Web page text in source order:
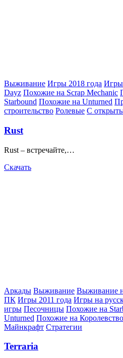
Posted
in
Выживание Игры 2018 года Игры
Dayz Похожие на Scrap Mechanic
Starbound Похожие на Unturned
строительство Ролевые С
Rust
Rust – встречайте,…
Скачать
Posted
in
Аркады Выживание Выживание
ПК Игры 2011 года Игры на
игры Песочницы Похожие на
Unturned Похожие на Королевство
Майнкрафт Стратегии
Terraria